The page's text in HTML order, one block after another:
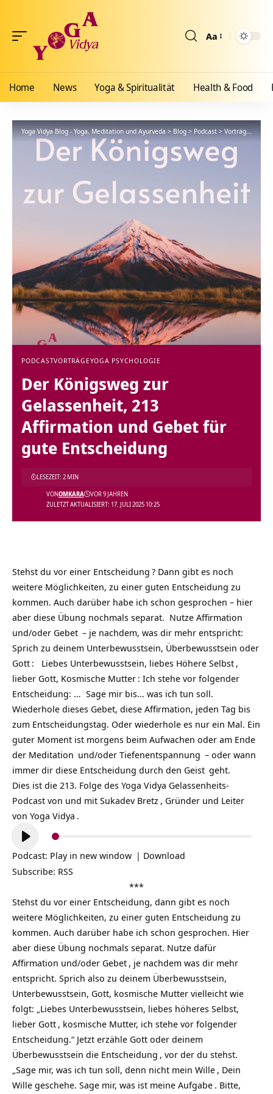
Aa
Home News Yoga & Spiritualität Health & Food
Yoga Vidya Blog - Yoga, Meditation und Ayurveda>Blog>Podcast>Vorträge >Der
PODCASTVORTRÄGEYOGA PSYCHOLOGIE
Der Königsweg zur
Gelassenheit, 213
Affirmation und Gebet für
gute Entscheidung
ZULETZT AKTUALISIERT: 17. JULI 2025 10:25
VONOMKARA VOR 9 JAHREN
LESEZEIT: 2 MIN
Stehst du vor einer Entscheidung ? Dann gibt es noch
weitere Möglichkeiten, zu einer guten Entscheidung zu
kommen. Auch darüber habe ich schon gesprochen – hier
aber diese Übung nochmals separat. Nutze Affirmation
und/oder Gebet – je nachdem, was dir mehr entspricht:
Sprich zu deinem Unterbewusstsein, Überbewusstsein oder
Gott : Liebes Unterbewusstsein, liebes Höhere Selbst ,
lieber Gott, Kosmische Mutter : Ich stehe vor folgender
Entscheidung: … Sage mir bis… was ich tun soll.
Wiederhole dieses Gebet, diese Affirmation, jeden Tag bis
zum Entscheidungstag. Oder wiederhole es nur ein Mal. Ein
guter Moment ist morgens beim Aufwachen oder am Ende
der Meditation und/oder Tiefenentspannung – oder wann
immer dir diese Entscheidung durch den Geist geht.
Dies ist die 213. Folge des Yoga Vidya Gelassenheits-
Podcast von und mit Sukadev Bretz , Gründer und Leiter
von Yoga Vidya .
Audio-
Player
Podcast: Play in new window | Download
Subscribe: RSS
***
Stehst du vor einer Entscheidung, dann gibt es noch
weitere Möglichkeiten, zu einer guten Entscheidung zu
kommen. Auch darüber habe ich schon gesprochen. Hier
aber diese Übung nochmals separat. Nutze dafür
Affirmation und/oder Gebet , je nachdem was dir mehr
entspricht. Sprich also zu deinem Überbewusstsein,
Unterbewusstsein, Gott, kosmische Mutter vielleicht wie
folgt: „Liebes Unterbewusstsein, liebes höheres Selbst,
lieber Gott , kosmische Mutter, ich stehe vor folgender
Entscheidung.“ Jetzt erzähle Gott oder deinem
Überbewusstsein die Entscheidung , vor der du stehst.
„Sage mir, was ich tun soll, denn nicht mein Wille , Dein
Wille geschehe. Sage mir, was ist meine Aufgabe . Bitte,